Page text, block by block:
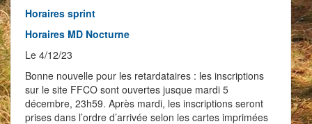
Horaires sprint
Horaires MD Nocturne
Le 4/12/23
Bonne nouvelle pour les retardataires : les inscriptions
sur le site FFCO sont ouvertes jusque mardi 5
décembre, 23h59. Après mardi, les inscriptions seront
prises dans l’ordre d’arrivée selon les cartes imprimées